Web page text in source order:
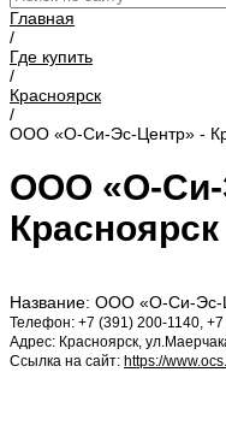
Главная
/
Где купить
/
Красноярск
/
ООО «О-Си-Эс-Центр» -
ООО «О-Си-
Красноярск
Название: ООО «О-Си-Эс-
Телефон: +7 (391) 200-1140,
Адрес: Красноярск,
Ссылка на сайт: https://